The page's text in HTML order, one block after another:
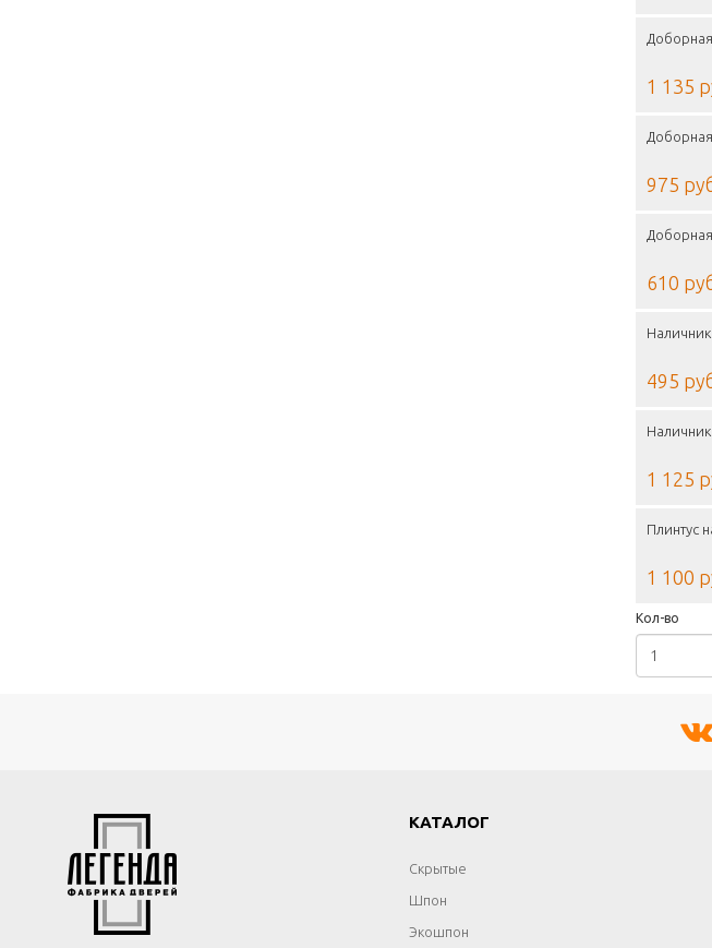
1 135
975
610
495
1 125
Плинтус
1 100
Кол-во
КАТАЛОГ
Скрытые
Шпон
Экошпон